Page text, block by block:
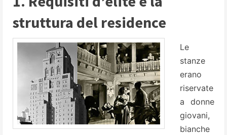
struttura del residence
Le
stanze
erano
riservate
a donne
giovani,
bianche